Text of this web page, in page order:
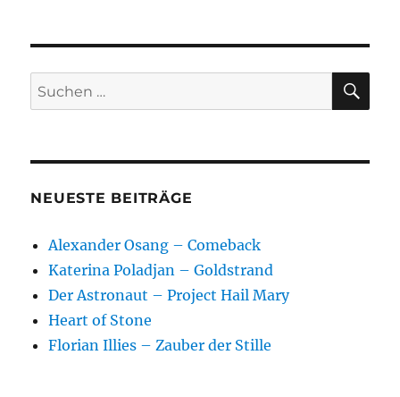
City
Suchen
nach:
NEUESTE BEITRÄGE
Alexander Osang – Comeback
Katerina Poladjan – Goldstrand
Der Astronaut – Project Hail Mary
Heart of Stone
Florian Illies – Zauber der Stille